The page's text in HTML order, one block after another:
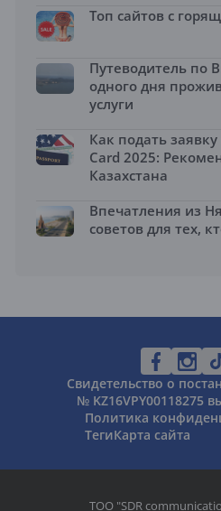
Топ сайтов с
Путеводитель по
одного дня
услуги
Как подать
Card 2025:
Казахстана
Впечатления из
советов для тех,
Свидетельство о
№ KZ16VPY00118275
Политика
ТегиКарта сайта
ТОО "SDR